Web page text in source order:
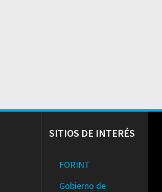
SITIOS DE INTERÉS
FORINT
Gobierno de